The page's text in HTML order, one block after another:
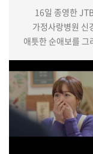
16일 종영한
가정사랑병원 신
애틋한 순애보를
캐릭터들과는
이무생. 수년간 지
역대급 순정남의
역사를 다시 쓰